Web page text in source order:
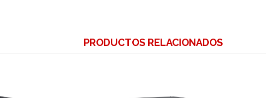
PRODUCTOS RELACIONADOS